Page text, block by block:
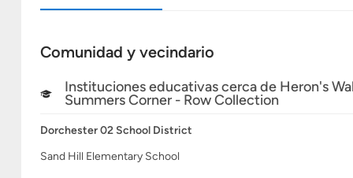
Comunidad y vecindario
Instituciones educativas cerca de Heron's
Summers Corner - Row Collection
Dorchester 02 School District
Sand Hill Elementary School